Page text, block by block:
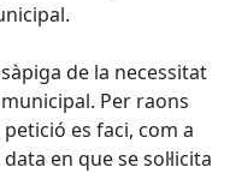
de la necessitat
Per raons
es faci, com a
en que se sol·licita